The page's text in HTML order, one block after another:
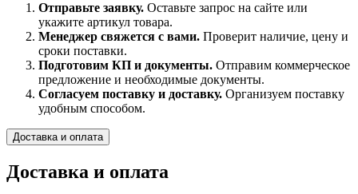
Отправьте заявку. Оставьте запрос на сайте или
укажите артикул товара.
Менеджер свяжется с вами. Проверит наличие, цену и
сроки поставки.
Подготовим КП и документы. Отправим коммерческое
предложение и необходимые документы.
Согласуем поставку и доставку. Организуем поставку
удобным способом.
Доставка и оплата
Доставка и оплата